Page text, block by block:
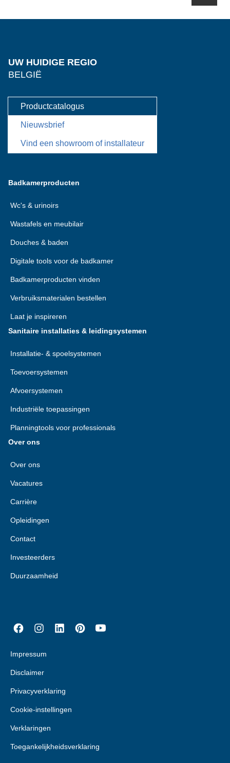
UW HUIDIGE REGIO
BELGIË
Productcatalogus
Nieuwsbrief
Vind een showroom of installateur
Badkamerproducten
Wc's & urinoirs
Wastafels en meubilair
Douches & baden
Digitale tools voor de badkamer
Badkamerproducten vinden
Verbruiksmaterialen bestellen
Laat je inspireren
Sanitaire installaties & leidingsystemen
Installatie- & spoelsystemen
Toevoersystemen
Afvoersystemen
Industriële toepassingen
Planningtools voor professionals
Over ons
Over ons
Vacatures
Carrière
Opleidingen
Contact
Investeerders
Duurzaamheid
Impressum
Disclaimer
Privacyverklaring
Cookie-instellingen
Verklaringen
Toegankelijkheidsverklaring